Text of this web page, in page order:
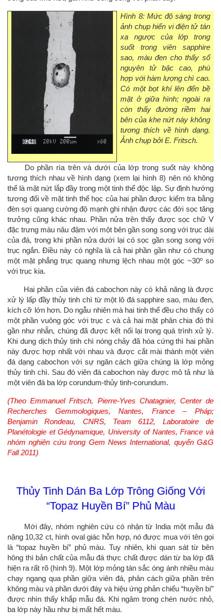
Hình 8: Mức độ sáng trong
ảnh chụp hiển vi điện tử tán
xạ ngược của lớp trong
suốt trong viên sapphire
sao, màu đen cho thấy số
nguyên tử bậc cao, phù
hợp với hàm lượng chì cao.
Có một bọt khí lên đến bề
mặt ở giữa hình; ngoài ra
còn thấy đường riềm hai
bên của khe nứt này không
tương thích về hình dạng.
Ảnh chụp bởi E. Fritsch.
Do phần rìa trên và dưới của lớp trong suốt này không
tương thích nhau về hình dạng (xem lại hình 8) nên nó không
thể là mặt nứt lắp đầy trong một tinh thể độc lập. Sự định hướng
tương đối về mặt tinh thể học của hai phần được kiểm tra bằng
đèn sợi quang cường độ mạnh ghi nhận được các đới sọc tăng
trưởng cũng khác nhau. Phần nửa trên thấy được sọc chữ V
đặc trưng màu nâu đậm với một bên gần song song với trục dài
của đá, trong khi phần nửa dưới lại có sọc gần song song với
trục ngắn. Điều này có nghĩa là cả hai phần gần như có chung
một mặt phẳng trục quang nhưng lệch nhau một góc ~30o so
với trục kia.
Hai phần của viên đá cabochon này có khả năng là được
xử lý lấp đầy thủy tinh chì từ một lô đá sapphire sao, màu đen,
kích cỡ lớn hơn. Do ngẫu nhiên mà hai tinh thể đều cho thấy có
một phần vuông góc với trục c và cả hai mặt phân chia đó thì
gần như nhẵn, chúng đã được kết nối lại trong quá trình xử lý.
Khi dung dịch thủy tinh chì nóng chảy đã hóa cứng thì hai phần
này được hợp nhất với nhau và được cắt mài thành một viên
đá dạng cabochon với sự ngăn cách giữa chúng là lớp mỏng
thủy tinh chì. Sau đó viên đá cabochon này được mô tả như là
một viên đá ba lớp corundum-thủy tinh-corundum.
(Theo Emmanuel Fritsch, Pierre-Yves Chatagnier, Center de
Recherches Gemmologiques, Nantes, France – Pháp;
Benjamin Rondeau, CNRS, Team 6112, Laboratoire de
Planétologie et Gédynamique, University of Nantes, France và
nhóm nghiên cứu trong Gem News International, quyển G&G
Fall 2011)
Thủy Tinh Dán Ba Lớp Trông Giống Với
“Topaz Huyền Bí” Phủ Màu
Mới đây, nhóm nghiên cứu có nhận từ India một mẫu đá
nặng 10,32 ct, hình oval giác hỗn hợp, nó được mua với tên gọi
là “topaz huyền bí” phủ màu. Tuy nhiên, khi quan sát từ bên
hông thì bản chất của mẫu đá thực chất được dán từ ba lớp đã
hiện ra rất rõ (hình 9). Một lớp mỏng tán sắc óng ánh nhiều màu
chạy ngang qua phần giữa viên đá, phân cách giữa phần trên
không màu và phần dưới đáy và hiệu ứng phản chiếu “huyền bí”
được nhìn thấy khắp mẫu đá. Khi ngâm trong chén nước nhỏ,
ba lớp này hầu như bị mất hết màu.